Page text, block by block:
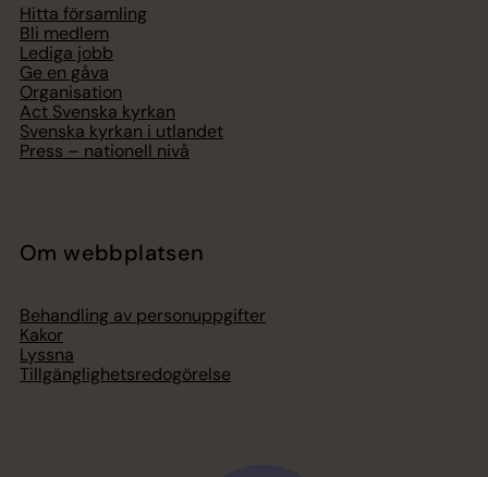
Hitta församling
Bli medlem
Lediga jobb
Ge en gåva
Organisation
Act Svenska kyrkan
Svenska kyrkan i utlandet
Press – nationell nivå
Om webbplatsen
Behandling av personuppgifter
Kakor
Lyssna
Tillgänglighetsredogörelse